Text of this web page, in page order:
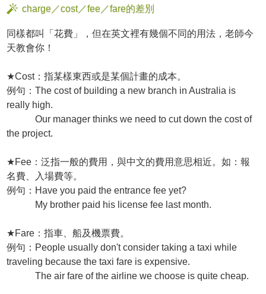
charge／cost／fee／fare的差別
同樣都叫「花費」，但在英文裡有幾個不同的用法，老師今
天教會你！
★Cost：指某樣東西或是某個計畫的成本。
例句：The cost of building a new branch in Australia is
really high.
Our manager thinks we need to cut down the cost of
the project.
★Fee：泛指一般的費用，與中文的費用意思相近。如：報
名費、入場費等。
例句：Have you paid the entrance fee yet?
My brother paid his license fee last month.
★Fare：指車、船及機票費。
例句：People usually don't consider taking a taxi while
traveling because the taxi fare is expensive.
The air fare of the airline we choose is quite cheap.